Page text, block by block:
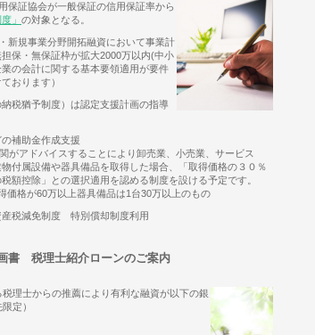
保証協会が一般保証の信用保証率から
」 の対象となる。
新規事業分野開拓融資において事業計
保・無保証枠が拡大2000万以内(中小
の会計に関する基本要領適用が要件
おります）
税猶予制度）は認定支援計画の指導
補助金作成支援
がアドバイスすることにより卸売業、小売業、サービス
付属設備や器具備品を取得した場合、「取得価格の３０％
額控除」との選択適用を認める制度を設ける予定です。
価格が60万以上器具備品は1台30万以上のもの
税減免制度 特別償却制度利用
書 税理士紹介ローンのご案内
理士からの推薦により有利な融資が以下の銀
定）